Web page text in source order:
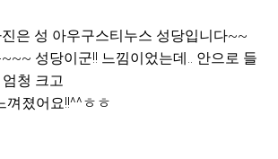
은 성 아우구스티누스 성당입니다~~
성당이군!! 느낌이었는데.. 안으로 들
청 크고
껴졌어요!!^^ㅎㅎ